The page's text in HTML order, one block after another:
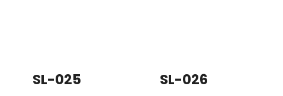
SL-025 SL-026